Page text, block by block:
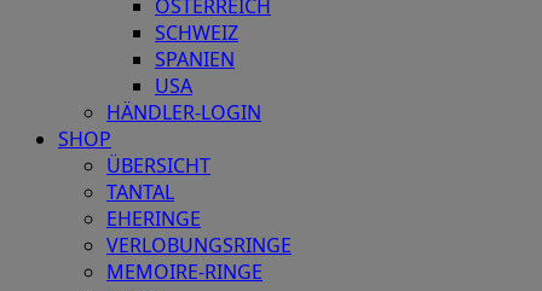
ÖSTERREICH
SCHWEIZ
SPANIEN
USA
HÄNDLER-LOGIN
SHOP
ÜBERSICHT
TANTAL
EHERINGE
VERLOBUNGSRINGE
MEMOIRE-RINGE